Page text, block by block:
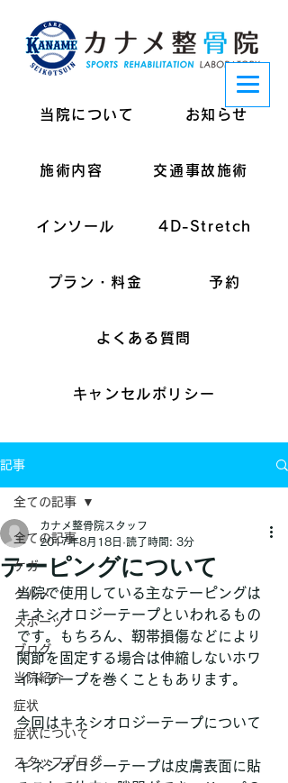
当院について お知らせ
施術内容 交通事故施術
インソール 4D-Stretch
プラン・料金 予約
よくある質問
キャンセルポリシー
記事
全ての記事
ケガ
グルメ
スポーツ
ブログ
当院紹介
症状
症状について
スタッフブログ
全ての記事
テーピングについて
カナメ整骨院スタッフ
2017年8月18日 読了時間: 3分
当院で使用している主なテーピングは
キネシオロジーテープといわれるもの
です。もちろん、靭帯損傷などにより
関節を固定する場合は伸縮しないホワ
イトテープを巻くこともあります。
今回はキネシオロジーテープについて
キネシオロジーテープは皮膚表面に貼